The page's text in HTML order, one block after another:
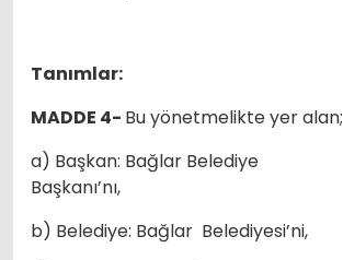
Tanımlar:
MADDE 4- Bu yönetmelikte yer alan;
a) Başkan: Bağlar Belediye
Başkanı’nı,
b) Belediye: Bağlar Belediyesi’ni,